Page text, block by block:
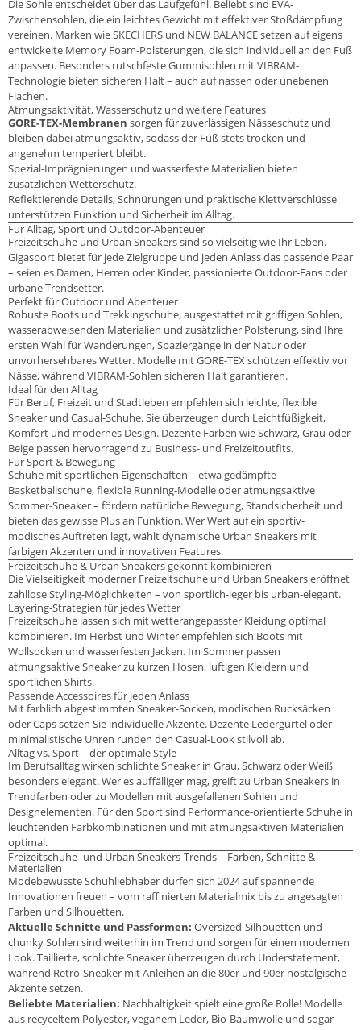
Die Sohle entscheidet über das Laufgefühl. Beliebt sind EVA-
Zwischensohlen, die ein leichtes Gewicht mit effektiver Stoßdämpfung
vereinen. Marken wie SKECHERS und NEW BALANCE setzen auf eigens
entwickelte Memory Foam-Polsterungen, die sich individuell an den Fuß
anpassen. Besonders rutschfeste Gummisohlen mit VIBRAM-
Technologie bieten sicheren Halt – auch auf nassen oder unebenen
Flächen.
Atmungsaktivität, Wasserschutz und weitere Features
GORE-TEX-Membranen sorgen für zuverlässigen Nässeschutz und
bleiben dabei atmungsaktiv, sodass der Fuß stets trocken und
angenehm temperiert bleibt.
Spezial-Imprägnierungen und wasserfeste Materialien bieten
zusätzlichen Wetterschutz.
Reflektierende Details, Schnürungen und praktische Klettverschlüsse
unterstützen Funktion und Sicherheit im Alltag.
Für Alltag, Sport und Outdoor-Abenteuer
Freizeitschuhe und Urban Sneakers sind so vielseitig wie Ihr Leben.
Gigasport bietet für jede Zielgruppe und jeden Anlass das passende Paar
– seien es Damen, Herren oder Kinder, passionierte Outdoor-Fans oder
urbane Trendsetter.
Perfekt für Outdoor und Abenteuer
Robuste Boots und Trekkingschuhe, ausgestattet mit griffigen Sohlen,
wasserabweisenden Materialien und zusätzlicher Polsterung, sind Ihre
ersten Wahl für Wanderungen, Spaziergänge in der Natur oder
unvorhersehbares Wetter. Modelle mit GORE-TEX schützen effektiv vor
Nässe, während VIBRAM-Sohlen sicheren Halt garantieren.
Ideal für den Alltag
Für Beruf, Freizeit und Stadtleben empfehlen sich leichte, flexible
Sneaker und Casual-Schuhe. Sie überzeugen durch Leichtfüßigkeit,
Komfort und modernes Design. Dezente Farben wie Schwarz, Grau oder
Beige passen hervorragend zu Business- und Freizeitoutfits.
Für Sport & Bewegung
Schuhe mit sportlichen Eigenschaften – etwa gedämpfte
Basketballschuhe, flexible Running-Modelle oder atmungsaktive
Sommer-Sneaker – fördern natürliche Bewegung, Standsicherheit und
bieten das gewisse Plus an Funktion. Wer Wert auf ein sportiv-
modisches Auftreten legt, wählt dynamische Urban Sneakers mit
farbigen Akzenten und innovativen Features.
Freizeitschuhe & Urban Sneakers gekonnt kombinieren
Die Vielseitigkeit moderner Freizeitschuhe und Urban Sneakers eröffnet
zahllose Styling-Möglichkeiten – von sportlich-leger bis urban-elegant.
Layering-Strategien für jedes Wetter
Freizeitschuhe lassen sich mit wetterangepasster Kleidung optimal
kombinieren. Im Herbst und Winter empfehlen sich Boots mit
Wollsocken und wasserfesten Jacken. Im Sommer passen
atmungsaktive Sneaker zu kurzen Hosen, luftigen Kleidern und
sportlichen Shirts.
Passende Accessoires für jeden Anlass
Mit farblich abgestimmten Sneaker-Socken, modischen Rucksäcken
oder Caps setzen Sie individuelle Akzente. Dezente Ledergürtel oder
minimalistische Uhren runden den Casual-Look stilvoll ab.
Alltag vs. Sport – der optimale Style
Im Berufsalltag wirken schlichte Sneaker in Grau, Schwarz oder Weiß
besonders elegant. Wer es auffälliger mag, greift zu Urban Sneakers in
Trendfarben oder zu Modellen mit ausgefallenen Sohlen und
Designelementen. Für den Sport sind Performance-orientierte Schuhe in
leuchtenden Farbkombinationen und mit atmungsaktiven Materialien
optimal.
Freizeitschuhe- und Urban Sneakers-Trends – Farben, Schnitte &
Materialien
Modebewusste Schuhliebhaber dürfen sich 2024 auf spannende
Innovationen freuen – vom raffinierten Materialmix bis zu angesagten
Farben und Silhouetten.
Aktuelle Schnitte und Passformen: Oversized-Silhouetten und
chunky Sohlen sind weiterhin im Trend und sorgen für einen modernen
Look. Taillierte, schlichte Sneaker überzeugen durch Understatement,
während Retro-Sneaker mit Anleihen an die 80er und 90er nostalgische
Akzente setzen.
Beliebte Materialien: Nachhaltigkeit spielt eine große Rolle! Modelle
aus recyceltem Polyester, veganem Leder, Bio-Baumwolle und sogar